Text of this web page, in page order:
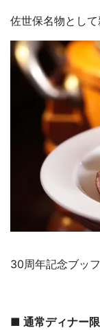
佐世保名物として
30周年記念ブッ
■ 通常ディナー